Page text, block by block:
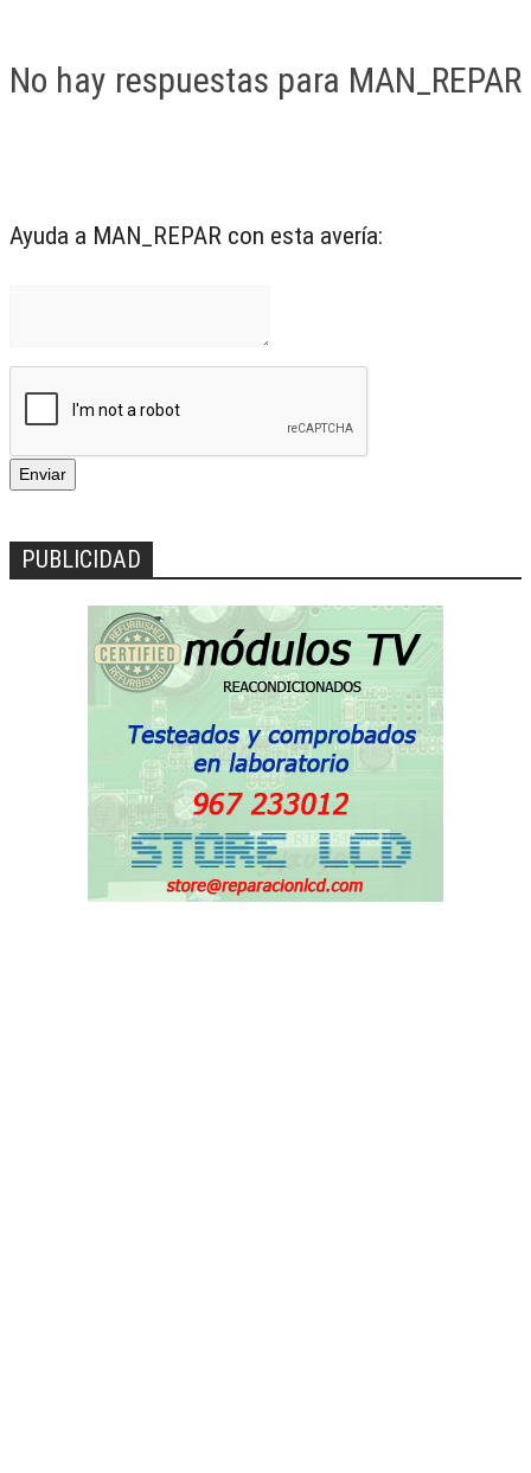
No hay respuestas para MAN_REPAR
Ayuda a MAN_REPAR con esta avería:
PUBLICIDAD